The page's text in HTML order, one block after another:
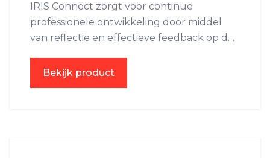
IRIS Connect zorgt voor continue
professionele ontwikkeling door middel
van reflectie en effectieve feedback op de
Bekijk product